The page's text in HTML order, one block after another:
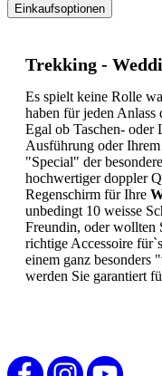
Einkaufsoptionen
Produktliste
springen
Trekking -
Es spielt keine Rolle
haben für jeden Anlass
Egal ob Taschen- oder
Ausführung oder
"Special" der
hochwertiger doppler
Regenschirm für Ihre
unbedingt 10 weisse
Freundin, oder wollten
richtige Accessoire für`s
einem ganz besonders
werden Sie garantiert